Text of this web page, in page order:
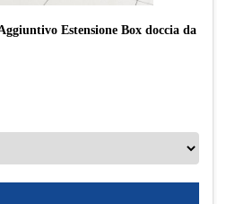
Estensione Box doccia da